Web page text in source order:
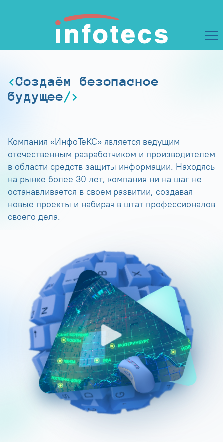
Создаём безопасное
будущее
Компания «ИнфоТеКС» является ведущим
отечественным разработчиком и производителем
в области средств защиты информации. Находясь
на рынке более 30 лет, компания ни на шаг не
останавливается в своем развитии, создавая
новые проекты и набирая в штат профессионалов
своего дела.